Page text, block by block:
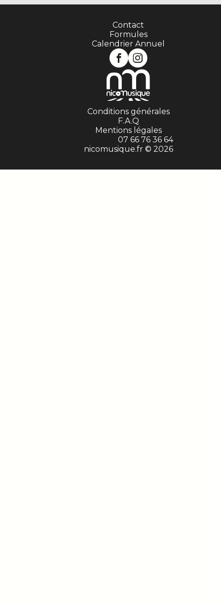
Contact
Formules
Calendrier Annuel
Conditions générales
F.A.Q
Mentions légales
07 66 76 36 64
nicomusique.fr © 2026